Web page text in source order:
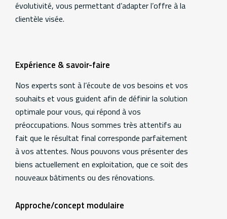
évolutivité, vous permettant d’adapter l’offre à la
clientèle visée.
Expérience & savoir-faire
Nos experts sont à l’écoute de vos besoins et vos
souhaits et vous guident afin de définir la solution
optimale pour vous, qui répond à vos
préoccupations. Nous sommes très attentifs au
fait que le résultat final corresponde parfaitement
à vos attentes. Nous pouvons vous présenter des
biens actuellement en exploitation, que ce soit des
nouveaux bâtiments ou des rénovations.
Approche/concept modulaire